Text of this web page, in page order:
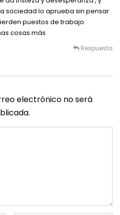
sociedad lo aprueba sin pensar
puestos de trabajo
cosas más
Respuesta
electrónico no será